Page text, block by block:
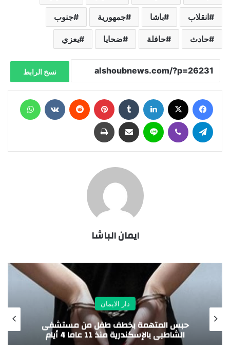
انقلاب باشا جمهورية جنوب
حادث حافلة ضحايا يعزي
نسخ الرابط
ايمان الباشا
دار الايمان
حبس المتهمة بخطف طفل من مستشفى
الشاطبى بالإسكندرية منذ 11 عاما 4 أيام